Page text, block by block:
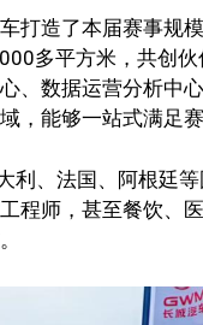
打造了本届赛事规
多平方米，共创
、数据运营分析中
，能够一站式满足
利、法国、阿根廷
程师，甚至餐饮、